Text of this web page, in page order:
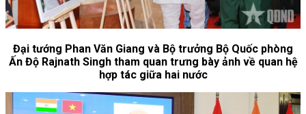
Đại tướng Phan Văn Giang và Bộ trưởng Bộ Quốc phòng
Ấn Độ Rajnath Singh tham quan trưng bày ảnh về quan hệ
hợp tác giữa hai nước